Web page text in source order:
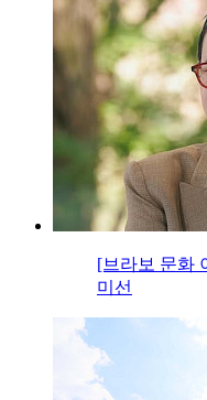
[브라보 문화
미선